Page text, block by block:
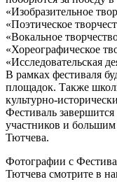
«Изобразительное
«Поэтическое
«Вокальное
«Хореографическое
«Исследовательская
В рамках фестиваля
площадок. Также
культурно-
Фестиваль
участников и
Тютчева.
Фотографии с
Тютчева смотрите в